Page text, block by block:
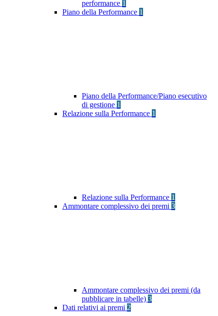
performance 1
Piano della Performance 1
Piano della Performance/Piano esecutivo
di gestione 1
Relazione sulla Performance 1
Relazione sulla Performance 1
Ammontare complessivo dei premi 3
Ammontare complessivo dei premi (da
pubblicare in tabelle) 3
Dati relativi ai premi 2